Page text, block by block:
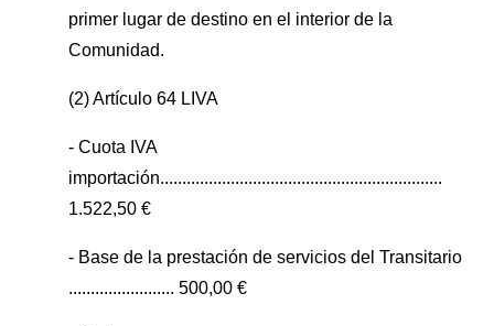
primer lugar de destino en el interior de la
Comunidad.
(2) Artículo 64 LIVA
- Cuota IVA
importación................................................................
1.522,50 €
- Base de la prestación de servicios del Transitario
........................ 500,00 €